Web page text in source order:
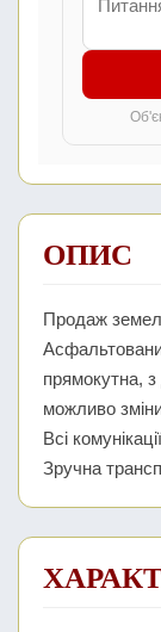
ОПИС
Продаж
прямокутна,
можливо
Всі
Зручна